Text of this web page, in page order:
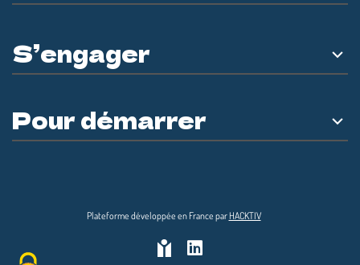
S’engager
Pour démarrer
Plateforme développée en France par HACKTIV